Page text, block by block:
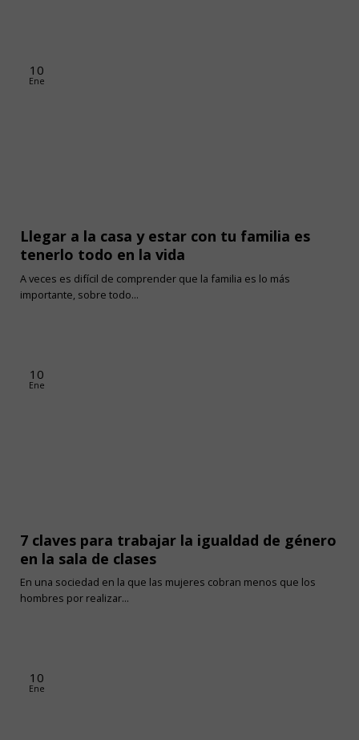
Llegar a la casa y estar con tu familia es
tenerlo todo en la vida
A veces es difícil de comprender que la familia es lo más
importante, sobre todo...
10
Ene
7 claves para trabajar la igualdad de género
en la sala de clases
En una sociedad en la que las mujeres cobran menos que los
hombres por realizar...
10
Ene
10
Ene